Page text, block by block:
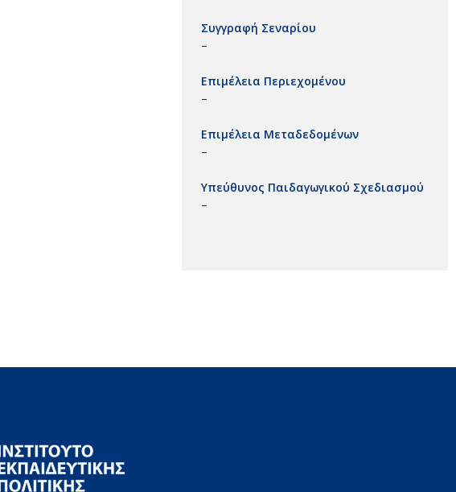
Συγγραφή Σεναρίου
–
Επιμέλεια Περιεχομένου
–
Επιμέλεια Μεταδεδομένων
–
Υπεύθυνος Παιδαγωγικού Σχεδιασμού
–